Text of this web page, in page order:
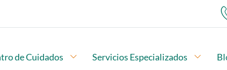
de Cuidados Abrir subopciones
Servicios Especializados Abrir